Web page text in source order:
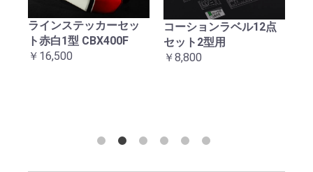
ラインステッカーセッ
ト赤白1型 CBX400F
￥16,500
コーションラベル12点
セット2型用
￥8,800